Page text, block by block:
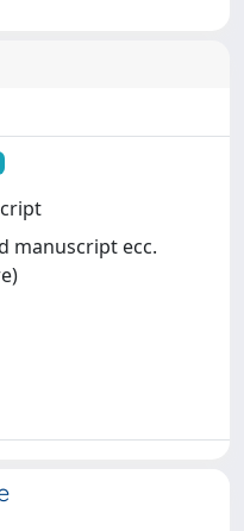
manuscript ecc.